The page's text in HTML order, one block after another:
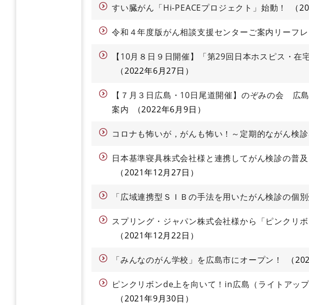
すい臓がん「Hi-PEACEプロジェクト」始動！
令和４年度版がん相談支援センターご案内リーフレ
【10月８日９日開催】「第29回日本ホスピス・
2022年6月27日
【７月３日広島・10日尾道開催】のぞみの会
案内
2022年6月9日
コロナも怖いが，がんも怖い！～定期的ながん検診
日本基準寝具株式会社様と連携してがん検診の普
2021年12月27日
「広域連携型ＳＩＢの手法を用いたがん検診の個
スプリング・ジャパン株式会社様から「ピンクリ
2021年12月22日
「みんなのがん学校」を広島市にオープン！
ピンクリボンde上を向いて！in広島（ライトアッ
2021年9月30日